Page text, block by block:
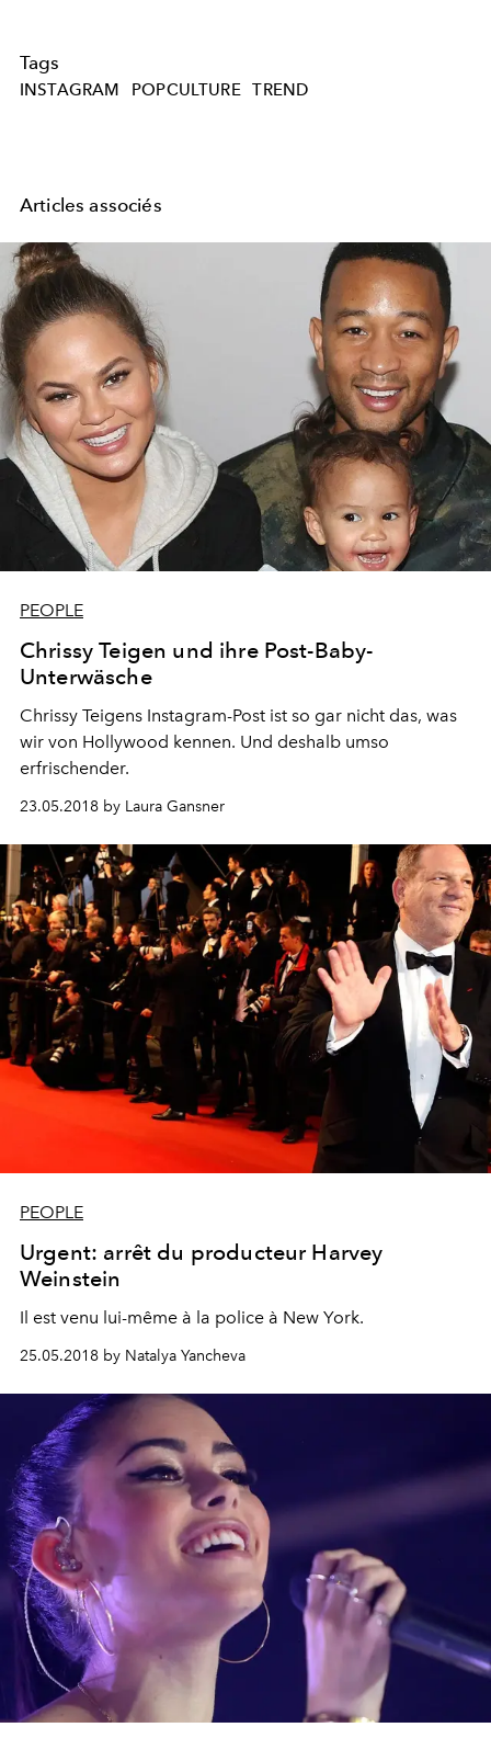
Tags
INSTAGRAM POPCULTURE TREND
Articles associés
PEOPLE
Chrissy Teigen und ihre Post-Baby-
Unterwäsche
Chrissy Teigens Instagram-Post ist so gar nicht das, was
wir von Hollywood kennen. Und deshalb umso
erfrischender.
23.05.2018 by Laura Gansner
PEOPLE
Urgent: arrêt du producteur Harvey
Weinstein
Il est venu lui-même à la police à New York.
25.05.2018 by Natalya Yancheva